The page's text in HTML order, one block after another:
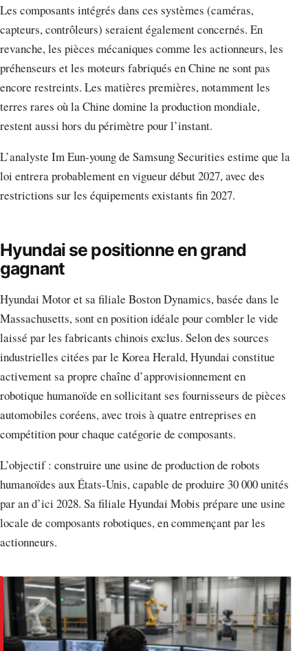
Les composants intégrés dans ces systèmes (caméras,
capteurs, contrôleurs) seraient également concernés. En
revanche, les pièces mécaniques comme les actionneurs, les
préhenseurs et les moteurs fabriqués en Chine ne sont pas
encore restreints. Les matières premières, notamment les
terres rares où la Chine domine la production mondiale,
restent aussi hors du périmètre pour l’instant.
L’analyste Im Eun-young de Samsung Securities estime que la
loi entrera probablement en vigueur début 2027, avec des
restrictions sur les équipements existants fin 2027.
Hyundai se positionne en grand
gagnant
Hyundai Motor et sa filiale Boston Dynamics, basée dans le
Massachusetts, sont en position idéale pour combler le vide
laissé par les fabricants chinois exclus. Selon des sources
industrielles citées par le Korea Herald, Hyundai constitue
activement sa propre chaîne d’approvisionnement en
robotique humanoïde en sollicitant ses fournisseurs de pièces
automobiles coréens, avec trois à quatre entreprises en
compétition pour chaque catégorie de composants.
L’objectif : construire une usine de production de robots
humanoïdes aux États-Unis, capable de produire 30 000 unités
par an d’ici 2028. Sa filiale Hyundai Mobis prépare une usine
locale de composants robotiques, en commençant par les
actionneurs.